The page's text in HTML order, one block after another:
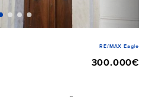
RE/MAX Eagle
300.000€